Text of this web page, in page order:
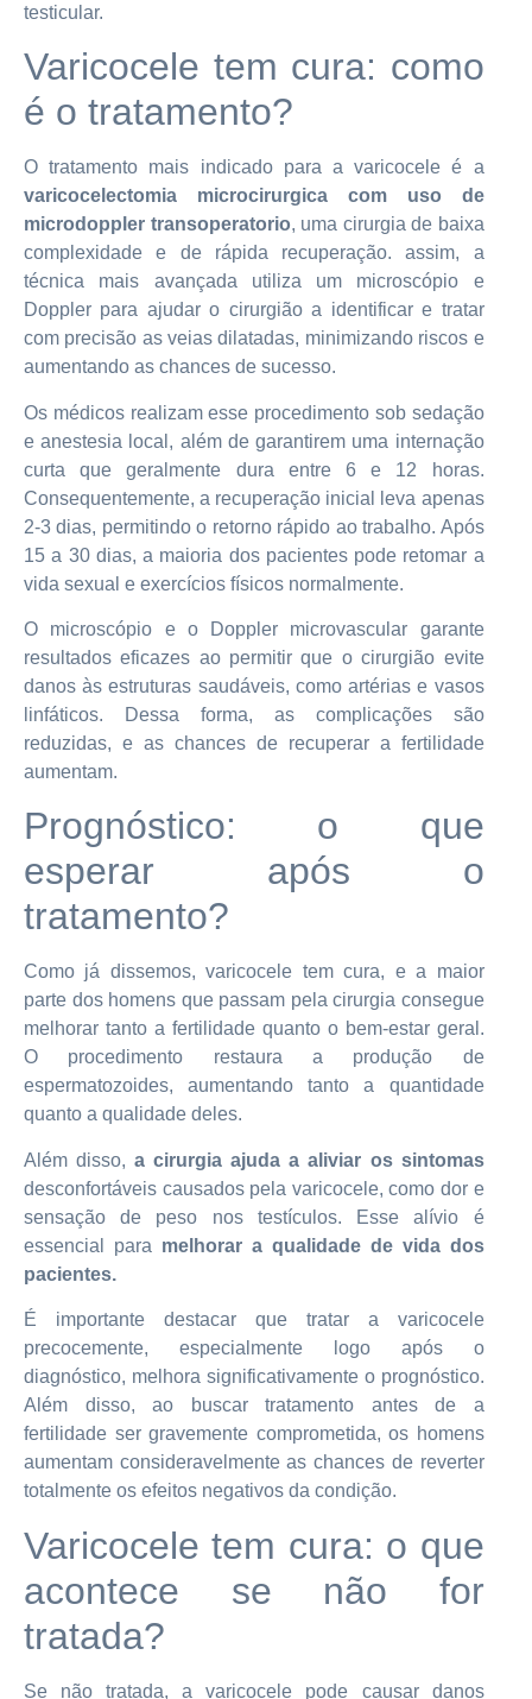
testicular.
Varicocele tem cura: como
é o tratamento?
O tratamento mais indicado para a varicocele é a
varicocelectomia microcirurgica com uso de
microdoppler transoperatorio, uma cirurgia de baixa
complexidade e de rápida recuperação. assim, a
técnica mais avançada utiliza um microscópio e
Doppler para ajudar o cirurgião a identificar e tratar
com precisão as veias dilatadas, minimizando riscos e
aumentando as chances de sucesso.
Os médicos realizam esse procedimento sob sedação
e anestesia local, além de garantirem uma internação
curta que geralmente dura entre 6 e 12 horas.
Consequentemente, a recuperação inicial leva apenas
2-3 dias, permitindo o retorno rápido ao trabalho. Após
15 a 30 dias, a maioria dos pacientes pode retomar a
vida sexual e exercícios físicos normalmente.
O microscópio e o Doppler microvascular garante
resultados eficazes ao permitir que o cirurgião evite
danos às estruturas saudáveis, como artérias e vasos
linfáticos. Dessa forma, as complicações são
reduzidas, e as chances de recuperar a fertilidade
aumentam.
Prognóstico: o que
esperar após o
tratamento?
Como já dissemos, varicocele tem cura, e a maior
parte dos homens que passam pela cirurgia consegue
melhorar tanto a fertilidade quanto o bem-estar geral.
O procedimento restaura a produção de
espermatozoides, aumentando tanto a quantidade
quanto a qualidade deles.
Além disso,a cirurgia ajuda a aliviar os sintomas
desconfortáveis causados pela varicocele, como dor e
sensação de peso nos testículos. Esse alívio é
essencial para melhorar a qualidade de vida dos
pacientes.
É importante destacar que tratar a varicocele
precocemente, especialmente logo após o
diagnóstico, melhora significativamente o prognóstico.
Além disso, ao buscar tratamento antes de a
fertilidade ser gravemente comprometida, os homens
aumentam consideravelmente as chances de reverter
totalmente os efeitos negativos da condição.
Varicocele tem cura: o que
acontece se não for
tratada?
Se não tratada, a varicocele pode causar danos